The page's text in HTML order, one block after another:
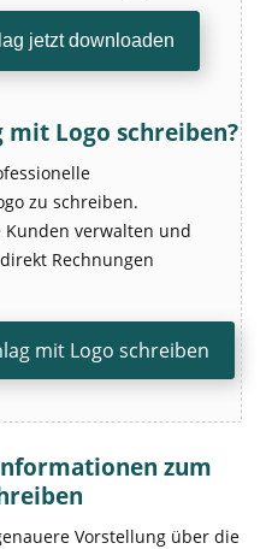
mit Logo schreiben?
zu schreiben.
Kunden verwalten und
Rechnungen
mit Logo schreiben
zum
Vorstellung über die